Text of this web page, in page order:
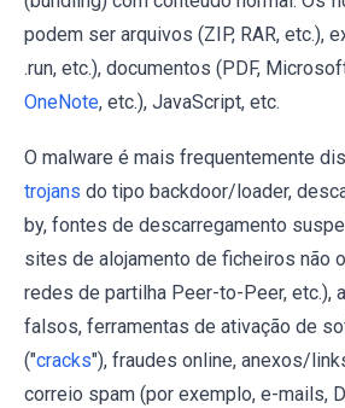
podem ser arquivos (ZIP, RAR, etc.),
.run, etc.), documentos (PDF,
OneNote, etc.), JavaScript, etc.
O malware é mais frequentemente
trojans do tipo backdoor/loader,
by, fontes de descarregamento
sites de alojamento de ficheiros não
redes de partilha Peer-to-Peer, etc.),
falsos, ferramentas de ativação de
("cracks"), fraudes online, anexos/
correio spam (por exemplo, e-mails,